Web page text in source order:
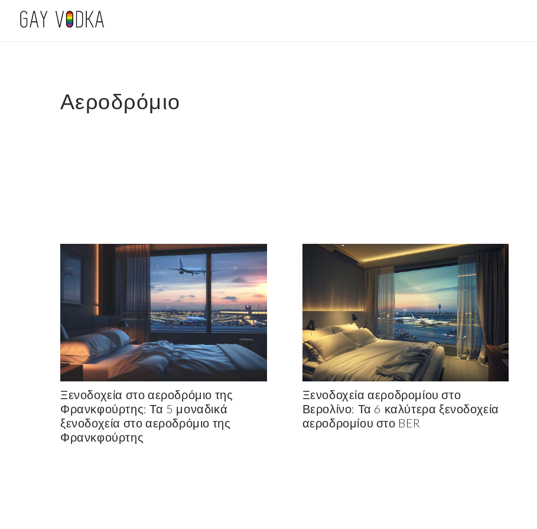
Αεροδρόμιο
Ξενοδοχεία στο αεροδρόμιο της
Φρανκφούρτης: Τα 5 μοναδικά
ξενοδοχεία στο αεροδρόμιο της
Φρανκφούρτης
Ξενοδοχεία αεροδρομίου στο
Βερολίνο: Τα 6 καλύτερα ξενοδοχεία
αεροδρομίου στο BER